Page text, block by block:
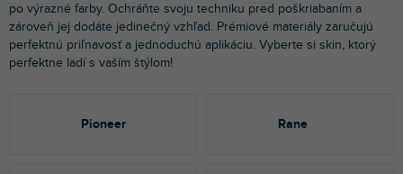
po výrazné farby. Ochráňte svoju techniku pred poškriabaním a
zároveň jej dodáte jedinečný vzhľad. Prémiové materiály zaručujú
perfektnú priľnavosť a jednoduchú aplikáciu. Vyberte si skin, ktorý
perfektne ladí s vaším štýlom!
Pioneer Rane